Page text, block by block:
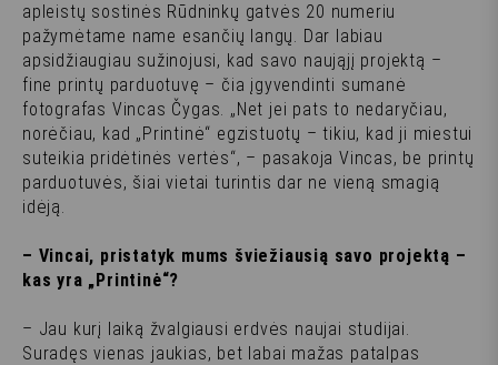
apleistų sostinės Rūdninkų gatvės 20 numeriu
pažymėtame name esančių langų. Dar labiau
apsidžiaugiau sužinojusi, kad savo naująjį projektą –
fine printų parduotuvę – čia įgyvendinti sumanė
fotografas Vincas Čygas. „Net jei pats to nedaryčiau,
norėčiau, kad „Printinė“ egzistuotų – tikiu, kad ji miestui
suteikia pridėtinės vertės“, – pasakoja Vincas, be printų
parduotuvės, šiai vietai turintis dar ne vieną smagią
idėją.
– Vincai, pristatyk mums šviežiausią savo projektą –
kas yra „Printinė“?
– Jau kurį laiką žvalgiausi erdvės naujai studijai.
Suradęs vienas jaukias, bet labai mažas patalpas